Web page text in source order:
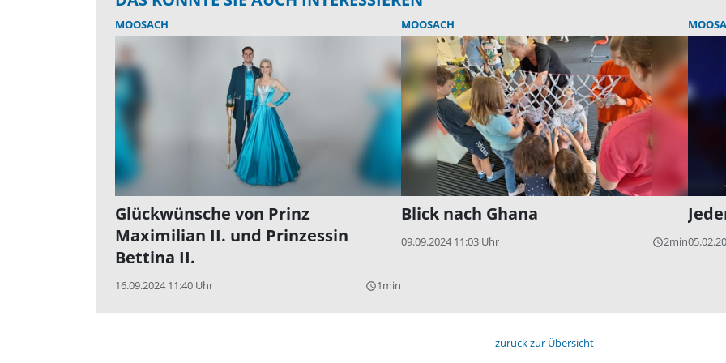
MOOSACH
Glückwünsche von Prinz
Maximilian II. und Prinzessin
Bettina II.
16.09.2024 11:40 Uhr query_builder1min
MOOSACH
Blick nach Ghana
09.09.2024 11:03 Uhr query_builder2min
zurück zur Übersicht